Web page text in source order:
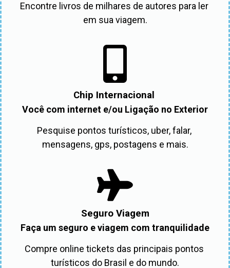
Encontre livros de milhares de autores para ler
em sua viagem.
Chip Internacional
Você com internet e/ou Ligação no Exterior
Pesquise pontos turísticos, uber, falar,
mensagens, gps, postagens e mais.
Seguro Viagem
Faça um seguro e viagem com tranquilidade
Compre online tickets das principais pontos
turísticos do Brasil e do mundo.